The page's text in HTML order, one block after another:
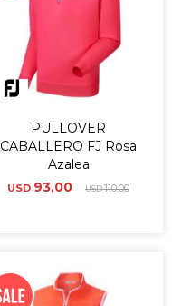
PULLOVER
CABALLERO FJ Rosa
Azalea
USD 93,00 USD110,00